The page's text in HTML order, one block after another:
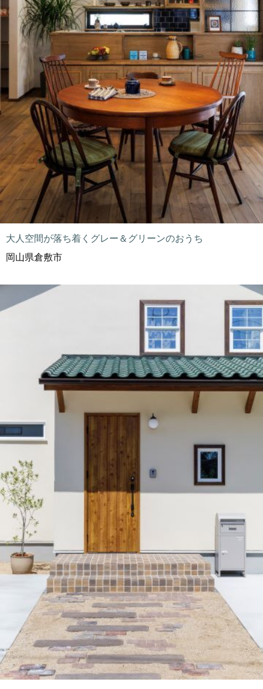
大人空間が落ち着くグレー＆グリーンのおうち
岡山県倉敷市